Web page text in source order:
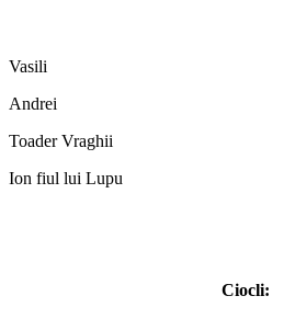
Vasili
Andrei
Toader Vraghii
Ion fiul lui Lupu
Ciocli: